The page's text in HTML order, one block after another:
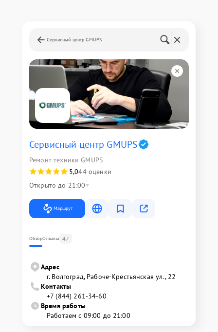
Сервисный центр GMUPS
Сервисный центр GMUPS
Ремонт техники GMUPS
5,044 оценки
Открыто до 21:00
Маршрут
ОбзорОтзывы 47
Адрес
г. Волгоград, Рабоче-Крестьянская ул., 22
Контакты
+7 (844) 261-34-60
Время работы
Работаем с 09:00 до 21:00